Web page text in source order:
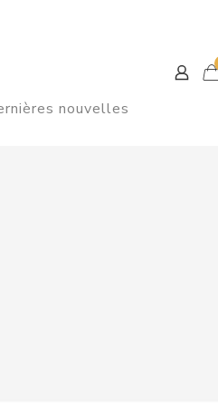
nouvelles